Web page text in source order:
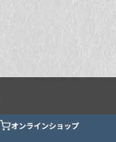
オンラインショップ